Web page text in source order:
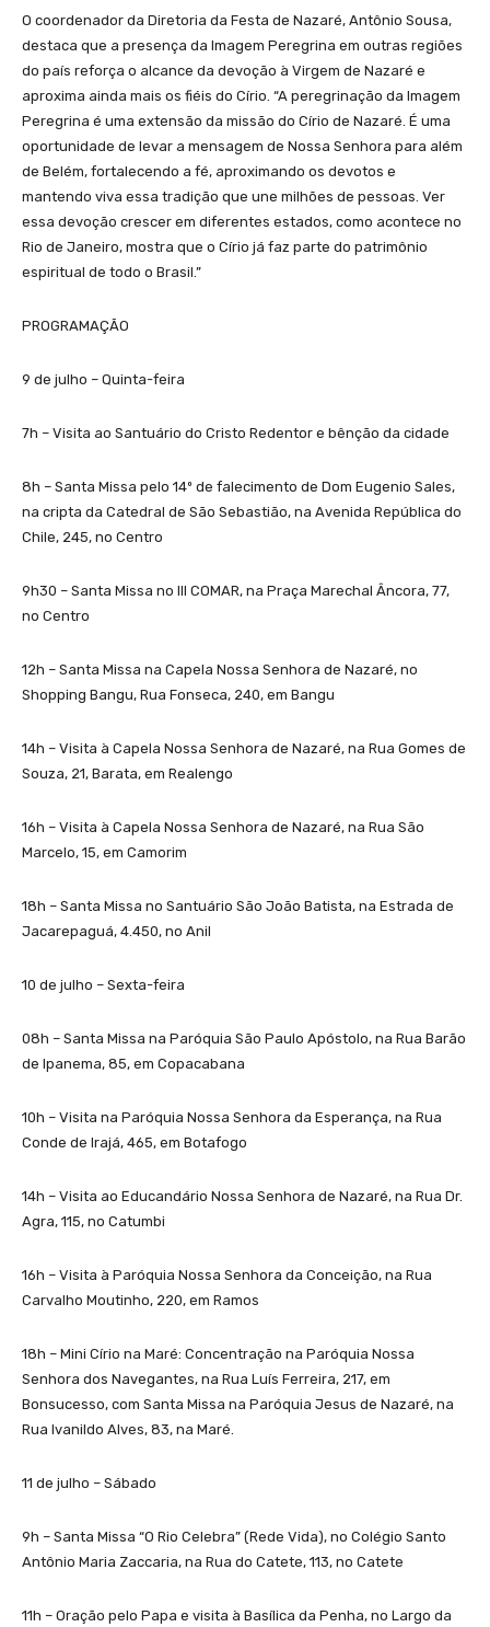
O coordenador da Diretoria da Festa de Nazaré, Antônio Sousa,
destaca que a presença da Imagem Peregrina em outras regiões
do país reforça o alcance da devoção à Virgem de Nazaré e
aproxima ainda mais os fiéis do Círio. “A peregrinação da Imagem
Peregrina é uma extensão da missão do Círio de Nazaré. É uma
oportunidade de levar a mensagem de Nossa Senhora para além
de Belém, fortalecendo a fé, aproximando os devotos e
mantendo viva essa tradição que une milhões de pessoas. Ver
essa devoção crescer em diferentes estados, como acontece no
Rio de Janeiro, mostra que o Círio já faz parte do patrimônio
espiritual de todo o Brasil.”
PROGRAMAÇÃO
9 de julho – Quinta-feira
7h – Visita ao Santuário do Cristo Redentor e bênção da cidade
8h – Santa Missa pelo 14º de falecimento de Dom Eugenio Sales,
na cripta da Catedral de São Sebastião, na Avenida República do
Chile, 245, no Centro
9h30 – Santa Missa no III COMAR, na Praça Marechal Âncora, 77,
no Centro
12h – Santa Missa na Capela Nossa Senhora de Nazaré, no
Shopping Bangu, Rua Fonseca, 240, em Bangu
14h – Visita à Capela Nossa Senhora de Nazaré, na Rua Gomes de
Souza, 21, Barata, em Realengo
16h – Visita à Capela Nossa Senhora de Nazaré, na Rua São
Marcelo, 15, em Camorim
18h – Santa Missa no Santuário São João Batista, na Estrada de
Jacarepaguá, 4.450, no Anil
10 de julho – Sexta-feira
08h – Santa Missa na Paróquia São Paulo Apóstolo, na Rua Barão
de Ipanema, 85, em Copacabana
10h – Visita na Paróquia Nossa Senhora da Esperança, na Rua
Conde de Irajá, 465, em Botafogo
14h – Visita ao Educandário Nossa Senhora de Nazaré, na Rua Dr.
Agra, 115, no Catumbi
16h – Visita à Paróquia Nossa Senhora da Conceição, na Rua
Carvalho Moutinho, 220, em Ramos
18h – Mini Círio na Maré: Concentração na Paróquia Nossa
Senhora dos Navegantes, na Rua Luís Ferreira, 217, em
Bonsucesso, com Santa Missa na Paróquia Jesus de Nazaré, na
Rua Ivanildo Alves, 83, na Maré.
11 de julho – Sábado
9h – Santa Missa “O Rio Celebra” (Rede Vida), no Colégio Santo
Antônio Maria Zaccaria, na Rua do Catete, 113, no Catete
11h – Oração pelo Papa e visita à Basílica da Penha, no Largo da